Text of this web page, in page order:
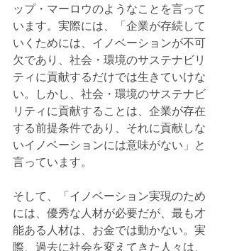
ップ・マーロウのようなことを言って
います。実際には、「企業が存続して
いくためには、イノベーションが不可
欠であり、社会・環境のサステナビリ
ティに貢献するだけでは生きていけな
い。しかし、社会・環境のサステナビ
リティに貢献することは、企業が存在
する前提条件であり、それに貢献しな
いイノベーションには意味がない」と
言っています。
そして、「イノベーション実現のため
には、優秀な人材が必要だが、最も才
能ある人材は、お金では動かない。実
際、過去に社会を変えてきた人々は、